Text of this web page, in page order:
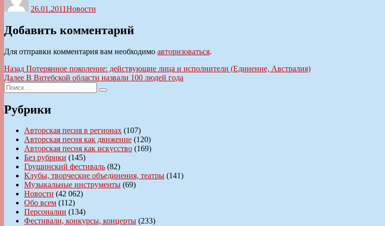
26.01.2011Новости
Добавить комментарий
Для отправки комментария вам необходимо авторизоваться.
Навигация
по
записям
Назад Предыдущая
запись:
Потерянное поколение: действующие лица и исполнители (Единение, Австралия)
Далее Следующая
В Витебской области назвали 100 людей года
Искать:
Поиск
Рубрики
Авторская песня в регионах (107)
Авторская песня как движение (120)
Авторская песня как искусство (169)
Без рубрики (145)
Грушинский фестиваль (82)
Клубы, творческие объединения, театры (141)
Музыкальные инструменты (69)
Новости (42 062)
Обо всем (112)
Персоналии (134)
Фестивали, конкурсы, концерты (233)